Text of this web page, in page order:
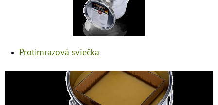
Protimrazová sviečka